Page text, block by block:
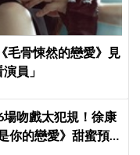
毛骨悚然的戀愛》見
員」
吻戲太犯規！徐康
你的戀愛》甜蜜預